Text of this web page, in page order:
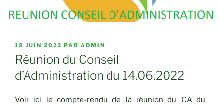
PUBLIÉ
LE
19 JUIN 2022 PAR ADMIN
Réunion du Conseil
d’Administration du 14.06.2022
Voir ici le compte-rendu de la réunion du CA du